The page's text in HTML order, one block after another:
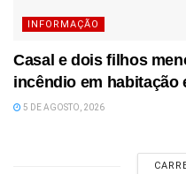
INFORMAÇÃO
Casal e dois filhos
incêndio em habitação
5 DE AGOSTO, 2026